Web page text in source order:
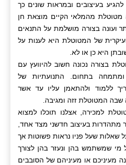
בעיצובים ובמראות שונים כך
מהמלאי הקיים מוצאת חן
ועונה בצורה מושלמת על התנאים
של המטוטלת היא לענות על
היא כן או לא.
בצורה נכונה חשוב להיוועץ עם
בתחום. התנועתיות של
ללמוד ולהתאמן עליו עד אשר
שבה המטוטלת זזה ומגיבה.
למכירה, אצלנו תוכלו למצוא
מתהדרות בעיצוב חדשני מצד אחד,
שאלות שעל פניו נראות פשוטות אך
שמשתמש בהן ונעזר בהן לצורך
מעיניכם או מעיניהם של הסובבים